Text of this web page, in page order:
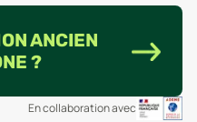
ANCIEN
?
En collaboration avec